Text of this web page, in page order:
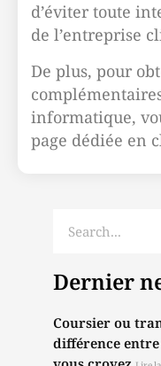
d’éviter toute
de l’entreprise
De plus, pour
informatique,
page dédiée en
Dernier
Coursier ou
différence entre